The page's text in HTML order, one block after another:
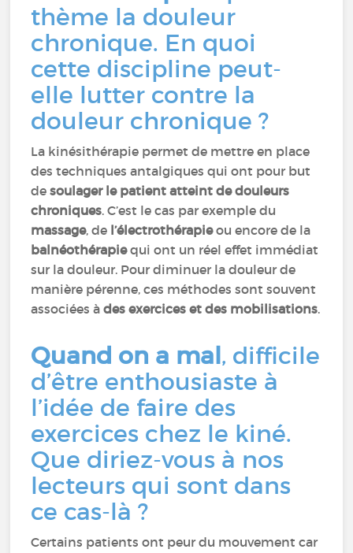
thème la douleur
chronique. En quoi
cette discipline peut-
elle lutter contre la
douleur chronique ?
La kinésithérapie permet de mettre en place
des techniques antalgiques qui ont pour but
desoulager le patient atteint de douleurs
chroniques. C’est le cas par exemple du
massage, de l’électrothérapieou encore de la
balnéothérapiequi ont un réel effet immédiat
sur la douleur. Pour diminuer la douleur de
manière pérenne, ces méthodes sont souvent
associées àdes exercices et des mobilisations.
Quand on a mal, difficile
d’être enthousiaste à
l’idée de faire des
exercices chez le kiné.
Que diriez-vous à nos
lecteurs qui sont dans
ce cas-là ?
Certains patients ont peur du mouvement car